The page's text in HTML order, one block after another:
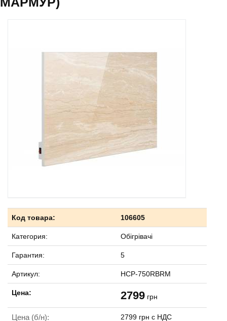
Код товара: 106605
Категория: Обігрівачі
Гарантия: 5
Артикул: HCP-750RBRM
Цена: 2799 грн
Цена (б/н): 2799 грн с НДС